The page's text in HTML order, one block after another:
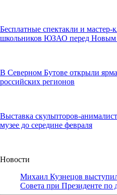
Бесплатные спектакли и мастер-
школьников ЮЗАО перед Новым
В Северном Бутове открыли
российских регионов
Выставка скульпторов-
музее до середине февраля
Новости
Михаил Кузнецов
Совета при Президенте по